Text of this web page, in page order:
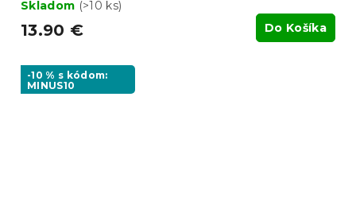
Skladom (>10 ks)
13.90 € Do Košíka
-10 % s kódom:
MINUS10